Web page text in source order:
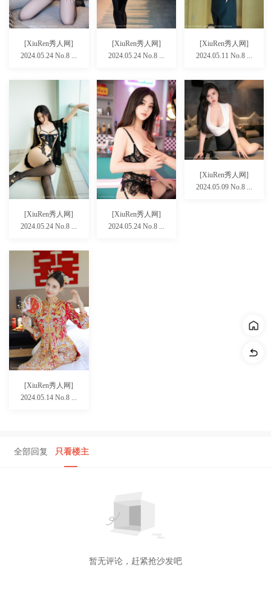
[XiuRen秀人网]
2024.05.24 No.8 ...
[XiuRen秀人网]
2024.05.24 No.8 ...
[XiuRen秀人网]
2024.05.14 No.8 ...
[XiuRen秀人网]
2024.05.24 No.8 ...
[XiuRen秀人网]
2024.05.24 No.8 ...
[XiuRen秀人网]
2024.05.11 No.8 ...
[XiuRen秀人网]
2024.05.09 No.8 ...
全部回复 只看楼主
暂无评论，赶紧抢沙发吧